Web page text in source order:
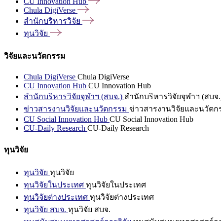
Chula DigiVerse
สำนักบริหารวิจัย
ทุนวิจัย
วิจัยและนวัตกรรม
Chula DigiVerse Chula DigiVerse
CU Innovation Hub CU Innovation Hub
สำนักบริหารวิจัยจุฬาฯ (สบจ.) สำนักบริหารวิจัยจุฬาฯ (สบจ
ข่าวสารงานวิจัยและนวัตกรรม ข่าวสารงานวิจัยและนวัตก
CU Social Innovation Hub CU Social Innovation Hub
CU-Daily Research CU-Daily Research
ทุนวิจัย
ทุนวิจัย ทุนวิจัย
ทุนวิจัยในประเทศ ทุนวิจัยในประเทศ
ทุนวิจัยต่างประเทศ ทุนวิจัยต่างประเทศ
ทุนวิจัย สบจ. ทุนวิจัย สบจ.